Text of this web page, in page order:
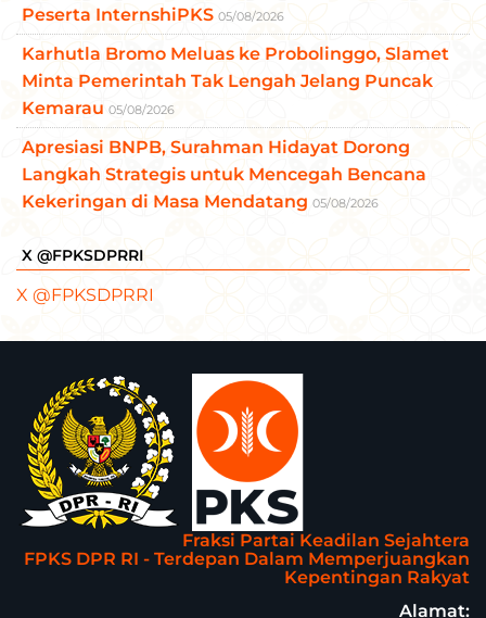
Peserta InternshiPKS 05/08/2026
Karhutla Bromo Meluas ke Probolinggo, Slamet
Minta Pemerintah Tak Lengah Jelang Puncak
Kemarau 05/08/2026
Apresiasi BNPB, Surahman Hidayat Dorong
Langkah Strategis untuk Mencegah Bencana
Kekeringan di Masa Mendatang 05/08/2026
X @FPKSDPRRI
X @FPKSDPRRI
Fraksi Partai Keadilan Sejahtera
FPKS DPR RI - Terdepan Dalam Memperjuangkan
Kepentingan Rakyat
Alamat: